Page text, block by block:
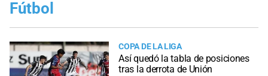
Fútbol
COPA DE LA LIGA
Así quedó la tabla de posiciones
tras la derrota de Unión